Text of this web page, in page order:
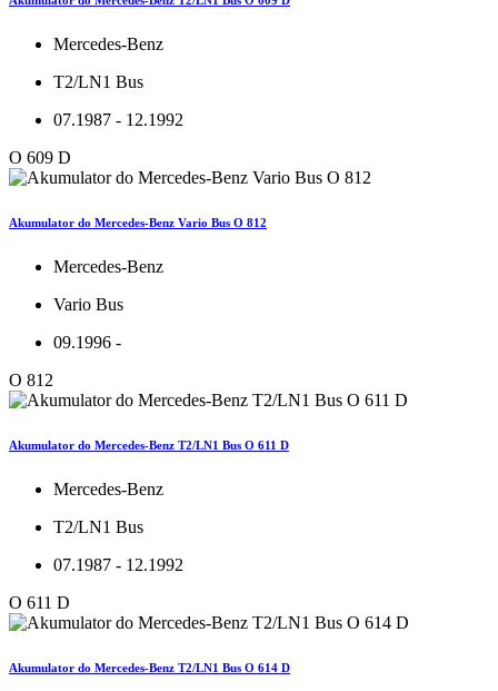
Mercedes-Benz
T2/LN1 Bus
07.1987 - 12.1992
O 609 D
Akumulator do Mercedes-Benz Vario Bus O 812
Mercedes-Benz
Vario Bus
09.1996 -
O 812
Akumulator do Mercedes-Benz T2/LN1 Bus O 611 D
Mercedes-Benz
T2/LN1 Bus
07.1987 - 12.1992
O 611 D
Akumulator do Mercedes-Benz T2/LN1 Bus O 614 D